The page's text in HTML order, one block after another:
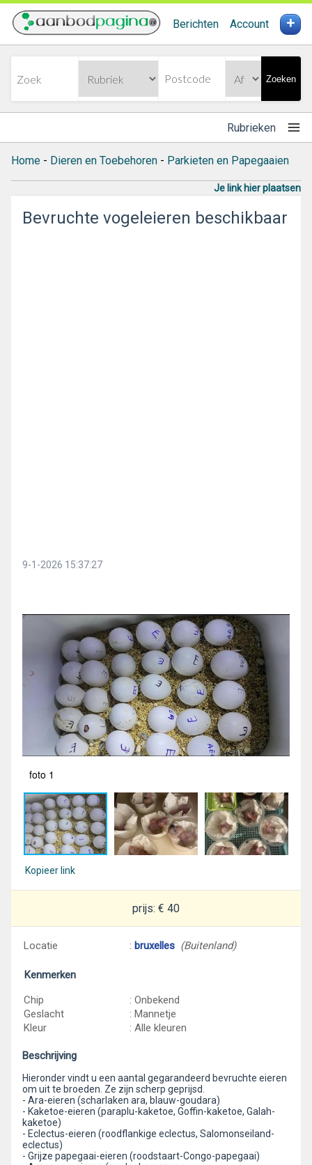
Berichten Account +
Zoeken
Rubrieken
Home - Dieren en Toebehoren - Parkieten en Papegaaien
Je link hier plaatsen
Bevruchte vogeleieren beschikbaar
9-1-2026 15:37:27
foto 1
Kopieer link
prijs: € 40
Locatie : bruxelles (Buitenland)
Kenmerken
Chip
: Onbekend
Geslacht
: Mannetje
Kleur
: Alle kleuren
Beschrijving
Hieronder vindt u een aantal gegarandeerd bevruchte eieren
om uit te broeden. Ze zijn scherp geprijsd.
- Ara-eieren (scharlaken ara, blauw-goudara)
- Kaketoe-eieren (paraplu-kaketoe, Goffin-kaketoe, Galah-
kaketoe)
- Eclectus-eieren (roodflankige eclectus, Salomonseiland-
eclectus)
- Grijze papegaai-eieren (roodstaart-Congo-papegaai)